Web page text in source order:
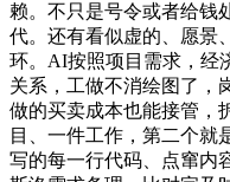
赖。不只是号令或者给钱
代。还有看似虚的、愿景
环。AI按照项目需求，经
关系，工做不消绘图了，
做的买卖成本也能接管，
目、一件工作，第二个就
写的每一行代码、点窜内